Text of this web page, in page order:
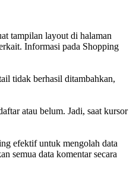
tampilan layout di halaman
Informasi pada Shopping
tidak berhasil ditambahkan,
atau belum. Jadi, saat kursor
efektif untuk mengolah data
semua data komentar secara